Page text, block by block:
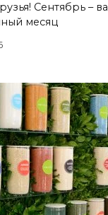
Сентябрь –
месяц